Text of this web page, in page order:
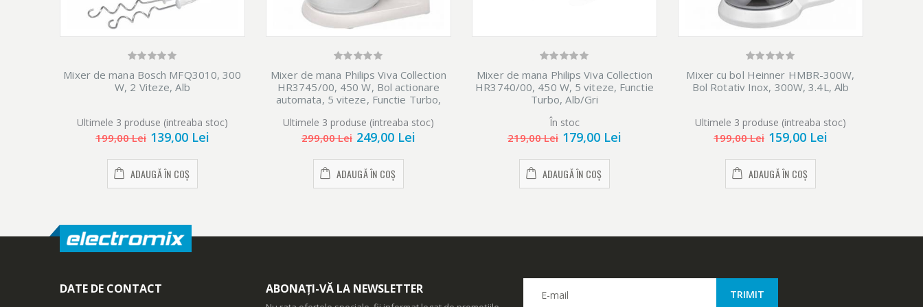
Mixer de mana Bosch MFQ3010, 300
W, 2 Viteze, Alb
Ultimele 3 produse (intreaba stoc)
199,00 Lei 139,00 Lei
ADAUGĂ ÎN COȘ
Mixer de mana Philips Viva Collection
HR3745/00, 450 W, Bol actionare
automata, 5 viteze, Functie Turbo,
Ultimele 3 produse (intreaba stoc)
299,00 Lei 249,00 Lei
ADAUGĂ ÎN COȘ
Mixer de mana Philips Viva Collection
HR3740/00, 450 W, 5 viteze, Functie
Turbo, Alb/Gri
În stoc
219,00 Lei 179,00 Lei
ADAUGĂ ÎN COȘ
Mixer cu bol Heinner HMBR-300W,
Bol Rotativ Inox, 300W, 3.4L, Alb
Ultimele 3 produse (intreaba stoc)
199,00 Lei 159,00 Lei
ADAUGĂ ÎN COȘ
DATE DE CONTACT ABONAȚI-VĂ LA NEWSLETTER